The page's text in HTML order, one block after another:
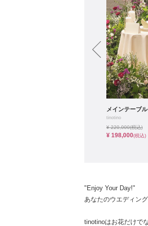
メインテーブル
tinotino
¥ 220,000(税込)
¥ 198,000(税込)
"Enjoy Your Day!"
あなたのウエディン
tinotinoはお花だけで